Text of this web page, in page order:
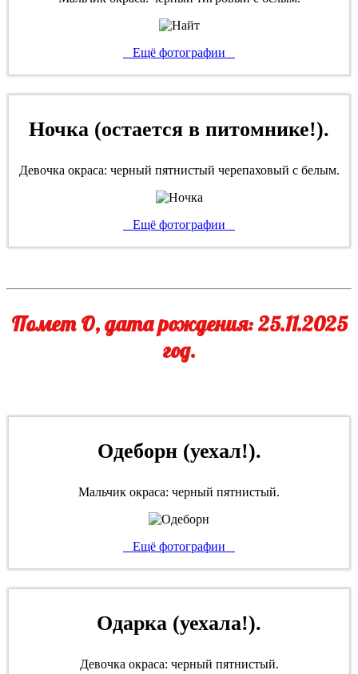
Ещё фотографии
Ночка (остается в питомнике!).
Девочка окраса: черный пятнистый черепаховый с белым.
Ещё фотографии
Помет O, дата рождения: 25.11.2025
год.
Одеборн (уехал!).
Мальчик окраса: черный пятнистый.
Ещё фотографии
Одарка (уехала!).
Девочка окраса: черный пятнистый.